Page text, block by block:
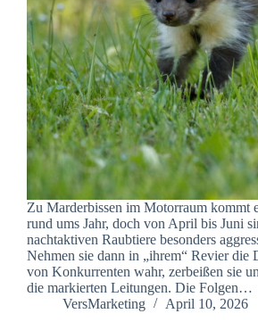
Zu Marderbissen im Motorraum kommt
rund ums Jahr, doch von April bis Juni
nachtaktiven Raubtiere besonders
Nehmen sie dann in „ihrem“ Revier die
von Konkurrenten wahr, zerbeißen sie
die markierten Leitungen. Die Folgen…
VersMarketing
April 10, 2026